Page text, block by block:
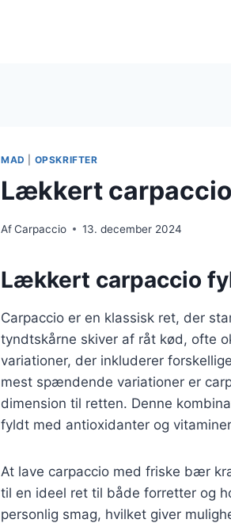
MAD OPSKRIFTER
Lækkert
AfCarpaccio 13. december 2024
Lækkert carpaccio
Carpaccio er en klassisk ret, der
tyndtskårne skiver af råt kød, ofte
variationer, der inkluderer
mest spændende variationer er
dimension til retten. Denne
fyldt med antioxidanter og
At lave carpaccio med friske bær
til en ideel ret til både forretter og
personlig smag, hvilket giver